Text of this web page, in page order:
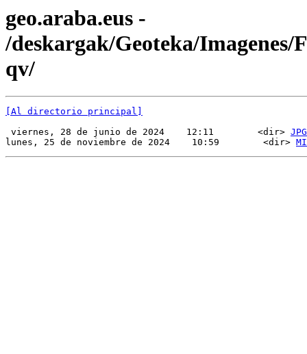
geo.araba.eus -
/deskargak/Geoteka/Imagenes/
qv/
[Al directorio principal]
viernes, 28 de junio de 2024    12:11        <dir> JPG
lunes, 25 de noviembre de 2024    10:59        <dir>